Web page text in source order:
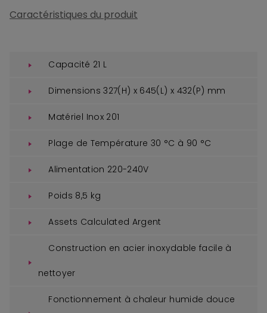
Caractéristiques du produit
Capacité 21 L
Dimensions 327(H) x 645(L) x 432(P) mm
Matériel Inox 201
Plage de Température 30 °C à 90 °C
Alimentation 220-240V
Poids 8,5 kg
Assets Calculated Argent
Construction en acier inoxydable facile à
nettoyer
Fonctionnement à chaleur humide douce